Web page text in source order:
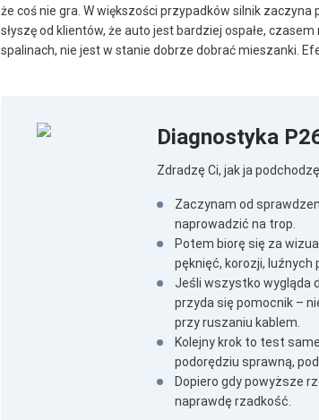
że coś nie gra. W większości przypadków silnik
słyszę od klientów, że auto jest bardziej ospałe,
spalinach, nie jest w stanie dobrze dobrać mieszanki.
Diagnostyka
Zdradzę Ci, jak ja
Zaczynam od
naprowadzić na trop.
Potem biorę się za
pęknięć, korozji, luźnych
Jeśli wszystko wygląda
przyda się pomocnik –
przy ruszaniu kablem.
Kolejny krok to test
podorędziu sprawną,
Dopiero gdy powyższe
naprawdę rzadkość.